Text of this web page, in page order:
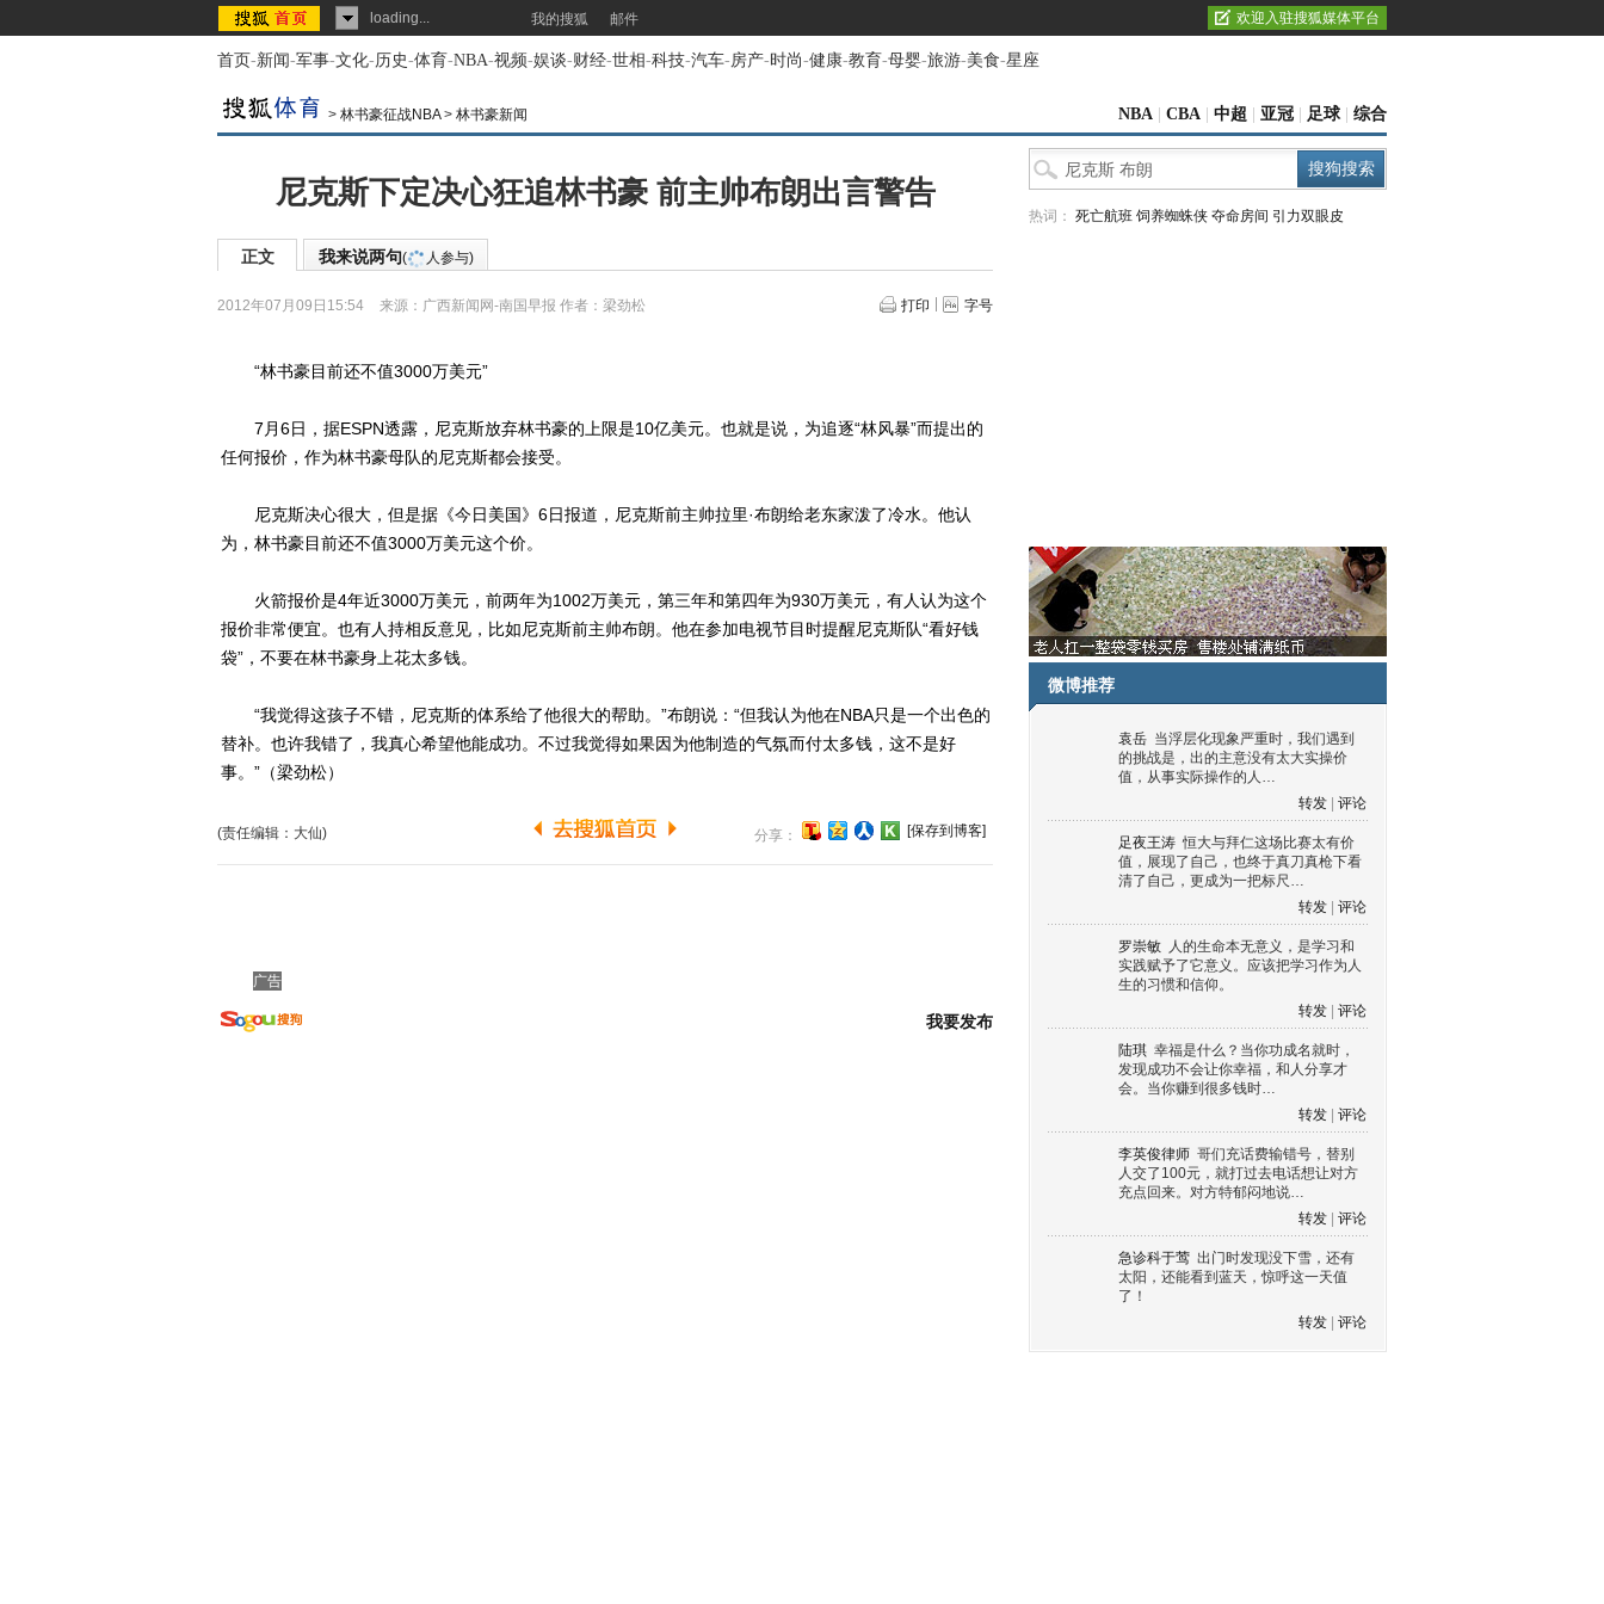
loading... 我的搜狐 邮件 欢迎入驻搜狐媒体平台
首页-新闻-军事-文化-历史-体育-NBA-视频-娱谈-财经-世相-科技-汽车-房产-时尚-健康-教育-母婴-旅游-美食-星座
> 林书豪征战NBA> 林书豪新闻 NBA CBA 中超 亚冠 足球 综合
尼克斯下定决心狂追林书豪 前主帅布朗出言警告
正文 我来说两句( 人参与)
2012年07月09日15:54 来源： 广西新闻网-南国早报 作者：梁劲松 打印 字号
“林书豪目前还不值3000万美元”
7月6日，据ESPN透露，尼克斯放弃林书豪的上限是10亿美元。也就是说，为追逐“林风暴”而提出的
任何报价，作为林书豪母队的尼克斯都会接受。
尼克斯决心很大，但是据《今日美国》6日报道，尼克斯前主帅拉里·布朗给老东家泼了冷水。他认
为，林书豪目前还不值3000万美元这个价。
火箭报价是4年近3000万美元，前两年为1002万美元，第三年和第四年为930万美元，有人认为这个
报价非常便宜。也有人持相反意见，比如尼克斯前主帅布朗。他在参加电视节目时提醒尼克斯队“看好钱
袋”，不要在林书豪身上花太多钱。
“我觉得这孩子不错，尼克斯的体系给了他很大的帮助。”布朗说：“但我认为他在NBA只是一个出色的
替补。也许我错了，我真心希望他能成功。不过我觉得如果因为他制造的气氛而付太多钱，这不是好
事。”（梁劲松）
(责任编辑：大仙) 分享： [保存到博客]
广告
我要发布
热词： 死亡航班 饲养蜘蛛侠 夺命房间 引力双眼皮
微博推荐
袁岳 当浮层化现象严重时，我们遇到
的挑战是，出的主意没有太大实操价
值，从事实际操作的人…
转发
评论
足夜王涛 恒大与拜仁这场比赛太有价
值，展现了自己，也终于真刀真枪下看
清了自己，更成为一把标尺…
转发
评论
罗崇敏 人的生命本无意义，是学习和
实践赋予了它意义。应该把学习作为人
生的习惯和信仰。
转发
评论
陆琪 幸福是什么？当你功成名就时，
发现成功不会让你幸福，和人分享才
会。当你赚到很多钱时…
转发
评论
李英俊律师 哥们充话费输错号，替别
人交了100元，就打过去电话想让对方
充点回来。对方特郁闷地说…
转发
评论
急诊科于莺 出门时发现没下雪，还有
太阳，还能看到蓝天，惊呼这一天值
了！
转发
评论